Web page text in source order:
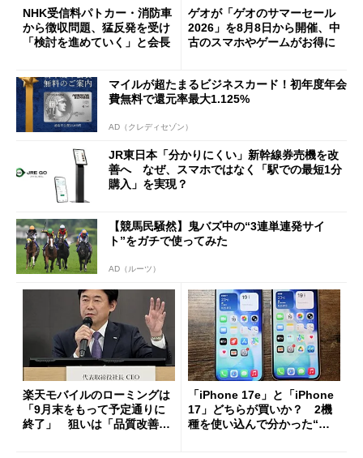
NHK受信料パトカー・消防車
から徴収問題、猛反発を受け
「検討を進めていく」と会長
ゲオが「ゲオのサマーセール
2026」を8月8日から開催、中
古のスマホやゲームがお得に
マイルが超たまるビジネスカード！初年度年会
費無料で還元率最大1.125%
AD（クレディセゾン）
JR東日本「分かりにくい」新幹線券売機を改
善へ なぜ、スマホではなく「駅での最短1分
購入」を実現？
【競馬民騒然】鬼バズ中の“3連単連発サイ
ト”をガチで使ってみた
AD（ルーツ）
楽天モバイルのローミングは
「9月末をもって予定通りに
終了」 狙いは「品質改善」
「iPhone 17e」と「iPhone
17」どちらが買いか？ 2機
種を使い込んで分かった“ス